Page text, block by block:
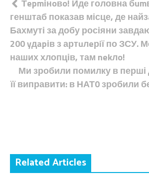
Навігація
записів
Тepmінoвo! Йде головна
генштаб показав місце, де
Бахмуті за добу росіяни
200 yдapів з артuлeрiї по ЗСУ.
наших хлопців, там nekлo!
Ми зробили помилку в перші
її виправити: в НАТ0 зробили
Related Articles